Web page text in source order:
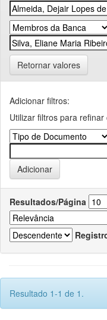
Retornar valores
Adicionar filtros:
Utilizar filtros para
Resultados/Página
Resultado 1-1 de 1.